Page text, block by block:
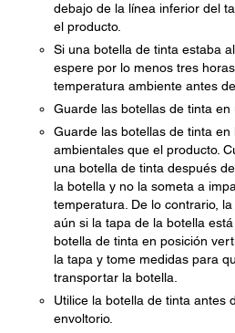
debajo de la línea inferior del
el producto.
Si una botella de tinta estaba
espere por lo menos tres
temperatura ambiente antes
Guarde las botellas de tinta en
Guarde las botellas de tinta
ambientales que el producto.
una botella de tinta después
la botella y no la someta a
temperatura. De lo contrario,
aún si la tapa de la botella
botella de tinta en posición
la tapa y tome medidas para
transportar la botella.
Utilice la botella de tinta antes
envoltorio.